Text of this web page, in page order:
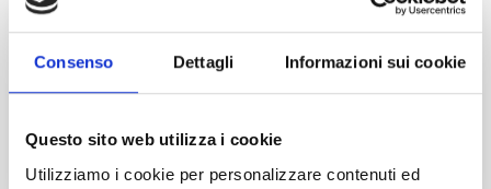
Consenso Dettagli Informazioni sui cookie
Questo sito web utilizza i cookie
Utilizziamo i cookie per personalizzare contenuti ed
14 Ott
ESG 2026: AGGIORNAMENTO NORMATIVO E
SCENARI APPLICATIVI
Online